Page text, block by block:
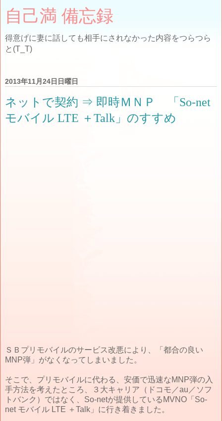
自己満 備忘録
得意げに妻に話しても相手にされなかった内容をつらつら
と(T_T)
2013年11月24日日曜日
ネットで契約 ⇒ 即時ＭＮＰ 「So-net
モバイル LTE ＋Talk」のすすめ
ＳＢプリモバイルのサービス改悪により、「都合の良い
MNP弾」がなくなってしまいました。
そこで、プリモバイルに代わる、安価で迅速なMNP弾の入
手方法を考えたところ、３大キャリア（ドコモ／au／ソフ
トバンク）ではなく、So-netが提供しているMVNO「So-
net モバイル LTE ＋Talk」に行き着きました。